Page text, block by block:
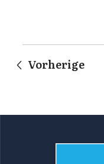
Vorherige